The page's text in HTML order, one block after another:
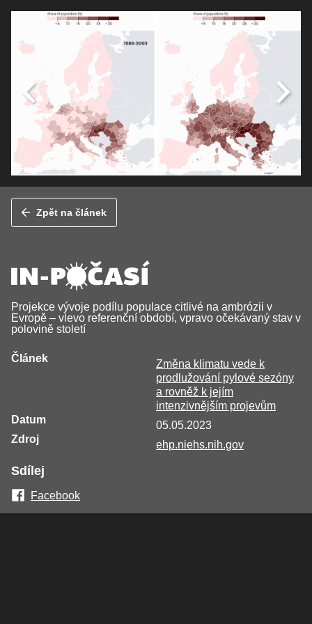
Zpět na článek
Projekce vývoje podílu populace citlivé na ambrózii v
Evropě – vlevo referenční období, vpravo očekávaný stav v
polovině století
Článek
Změna klimatu vede k
prodlužování pylové sezóny
a rovněž k jejím
intenzivnějším projevům
Datum
05.05.2023
Zdroj
ehp.niehs.nih.gov
Sdílej
Facebook